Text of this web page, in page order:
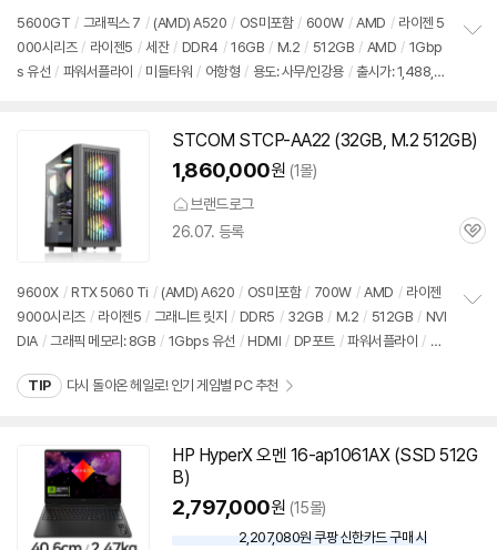
견
5600GT / 그래픽스 7 / (AMD) A520 / OS미포함 / 600W / AMD / 라이젠 5
000시리즈 / 라이젠5 / 세잔 / DDR4 / 16GB / M.2 / 512GB / AMD / 1Gbp
s 유선 / 파워서플라이 / 미들타워 / 어항형 / 용도: 사무/인강용 / 출시가: 1,488,0
기
STCOM STCP-AA22 (32GB, M.2 512GB)
1,860,000원 (1몰)
브랜드로그
26.07. 등록
관
9600X / RTX 5060 Ti / (AMD) A620 / OS미포함 / 700W / AMD / 라이젠
9000시리즈 / 라이젠5 / 그래니트 릿지 / DDR5 / 32GB / M.2 / 512GB / NVI
DIA / 그래픽 메모리: 8GB / 1Gbps 유선 / HDMI / DP포트 / 파워서플라이 / 미
TIP 다시 돌아온 헤일로! 인기 게임별 PC 추천
HP HyperX 오멘 16-ap1061AX (SSD 512G
B)
2,797,000원 (15몰)
2,207,080원 쿠팡 신한카드 구매 시